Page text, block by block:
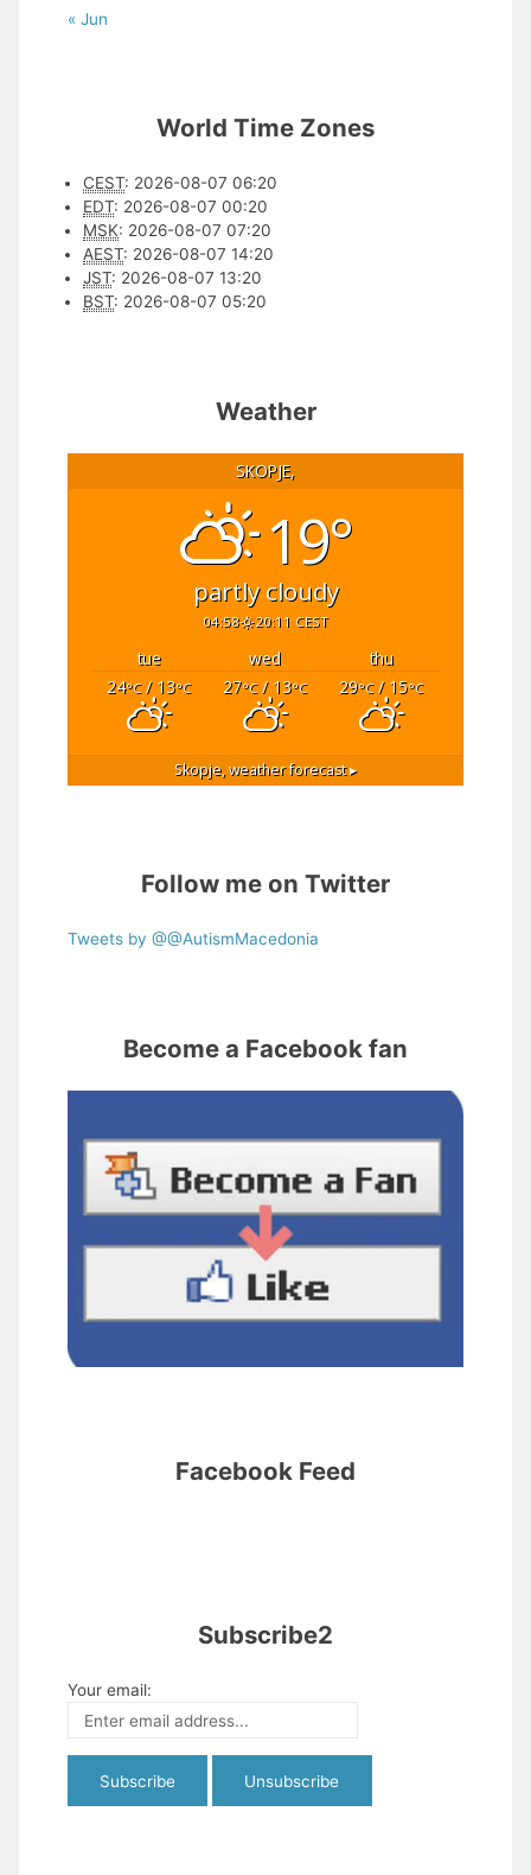
« Jun
World Time Zones
CEST: 2026-08-07 06:20
EDT: 2026-08-07 00:20
MSK: 2026-08-07 07:20
AEST: 2026-08-07 14:20
JST: 2026-08-07 13:20
BST: 2026-08-07 05:20
Weather
SKOPJE,
19°
partly cloudy
04:58 20:11 CEST
tue wed
thu
24°C/ 13°C 27°C/ 13°C 29°C/ 15°C
Skopje,weather forecast ▸
Follow me on Twitter
Tweets by @@AutismMacedonia
Become a Facebook fan
Facebook Feed
Subscribe2
Your email: